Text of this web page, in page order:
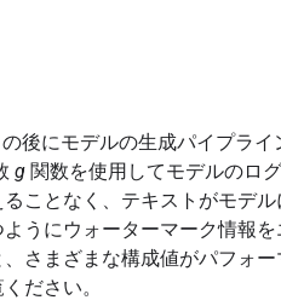
の後にモデルの生成パイプライ
g 関数を使用してモデルのロ
ことなく、テキストがモデル
うにウォーターマーク情報を
さまざまな構成値がパフォー
ださい。